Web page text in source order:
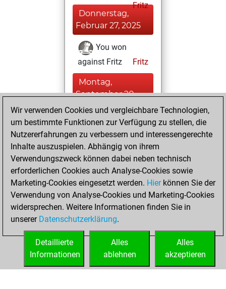
Fritz
Donnerstag,
Februar 27, 2025
You won
against Fritz
Fritz
Montag,
September 20,
2021
You created
your Fritz account
Fritz
Dienstag,
März 31, 2020
You played 206
blitz games
Play
You scored
+107 =18 -81 in blitz
Wir verwenden Cookies und vergleichbare Technologien,
um bestimmte Funktionen zur Verfügung zu stellen, die
Nutzererfahrungen zu verbessern und interessengerechte
Inhalte auszuspielen. Abhängig von ihrem
Verwendungszweck können dabei neben technisch
erforderlichen Cookies auch Analyse-Cookies sowie
Marketing-Cookies eingesetzt werden. Hierkönnen Sie der
Verwendung von Analyse-Cookies und Marketing-Cookies
widersprechen. Weitere Informationen finden Sie in
unserer Datenschutzerklärung.
Alles
akzeptieren
Alles
ablehnen
Detaillierte
Informationen